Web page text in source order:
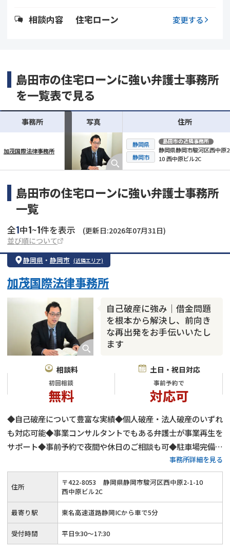
相談内容 住宅ローン 変更する
島田市の住宅ローンに強い弁護士事務所
を一覧表で見る
横スクロール可能
事務所 写真 住所
加茂国際法律事務所
静岡県
静岡市
島田市の近隣事務所
静岡県静岡市駿河区西中原
10 西中原ビル2C
島田市の住宅ローンに強い弁護士事務所
一覧
全1中1~1件を表示
(更新日:2026年07月31日)
並び順について
静岡県 ・ 静岡市 (近隣エリア)
自己破産に強み｜借金問題
を根本から解決し、前向き
な再出発をお手伝いいたし
ます
加茂国際法律事務所
相談料
初回相談
無料
土日・祝日対応
事前予約で
対応可
◆自己破産について豊富な実績◆個人破産・法人破産のいずれ
も対応可能◆事業コンサルタントでもある弁護士が事業再生を
サポート◆事前予約で夜間や休日のご相談も可◆駐車場完備
◆JR「安倍川駅」から車で7分・東名高速道路静岡ICから車で
5分
事務所詳細を見る
住所 〒422-8053
静岡県静岡市駿河区西中原2-1-10
西中原ビル2C
最寄り駅 東名高速道路静岡ICから車で5分
受付時間 平日9:30〜17:30